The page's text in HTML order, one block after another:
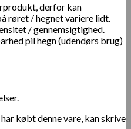
derfor kan
røret / hegnet variere lidt.
/ gennemsigtighed.
pil hegn (udendørs brug)
købt denne vare, kan skrive